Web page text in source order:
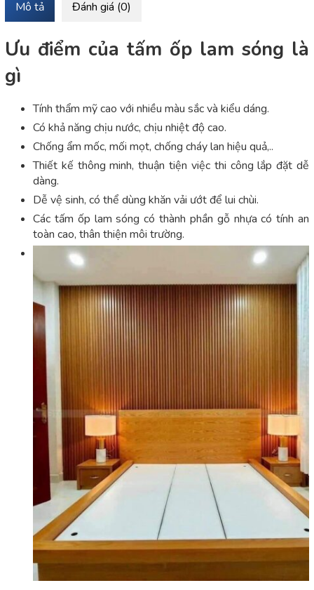
Mô tả Đánh giá (0)
Ưu điểm của tấm ốp lam sóng là
gì
Tính thẩm mỹ cao với nhiều màu sắc và kiểu dáng.
Có khả năng chịu nước, chịu nhiệt độ cao.
Chống ẩm mốc, mối mọt, chống cháy lan hiệu quả,..
Thiết kế thông minh, thuận tiện việc thi công lắp đặt dễ
dàng.
Dễ vệ sinh, có thể dùng khăn vải ướt để lui chùi.
Các tấm ốp lam sóng có thành phần gỗ nhựa có tính an
toàn cao, thân thiện môi trường.